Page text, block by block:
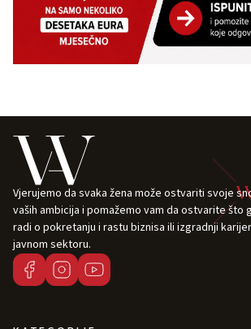
Vjerujemo da svaka žena može ostvariti svoje
vaših ambicija i pomažemo vam da ostvarite što
radi o pokretanju i rastu biznisa ili izgradnji
javnom sektoru.